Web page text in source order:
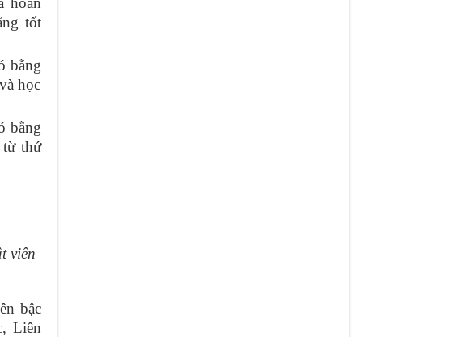
tốt
bằng
học
bằng
từ thứ
viên
bậc
, Liên